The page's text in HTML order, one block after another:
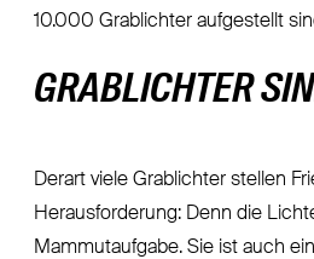
10.000 Grablichter aufgestellt
GRABLICHTER
Derart viele Grablichter stellen
Herausforderung: Denn die
Mammutaufgabe. Sie ist auch